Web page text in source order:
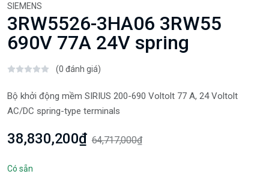
SIEMENS
3RW5526-3HA06 3RW55
690V 77A 24V spring
(0 đánh giá)
Bộ khởi động mềm SIRIUS 200-690 Voltolt 77 A, 24 Voltolt
AC/DC spring-type terminals
38,830,200₫ 64,717,000₫
Có sẵn